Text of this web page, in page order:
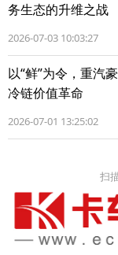
务生态的升维之战
2026-07-03 10:03:27
以“鲜”为令，重汽
冷链价值革命
2026-07-01 13:25:02
扫